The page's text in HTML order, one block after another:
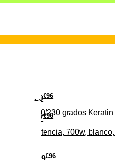
37€96
de potencia, 700w,
29€96
160/230 grados
279€96